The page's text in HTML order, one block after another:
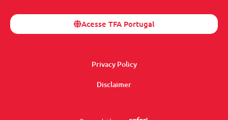
Acesse TFA Portugal
Privacy Policy
Disclaimer